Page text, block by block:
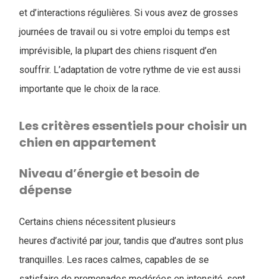
et d’interactions régulières. Si vous avez de grosses
journées de travail ou si votre emploi du temps est
imprévisible, la plupart des chiens risquent d’en
souffrir. L’adaptation de votre rythme de vie est aussi
importante que le choix de la race.
Les critères essentiels pour choisir un
chien en appartement
Niveau d’énergie et besoin de
dépense
Certains chiens nécessitent plusieurs
heures d’activité par jour, tandis que d’autres sont plus
tranquilles. Les races calmes, capables de se